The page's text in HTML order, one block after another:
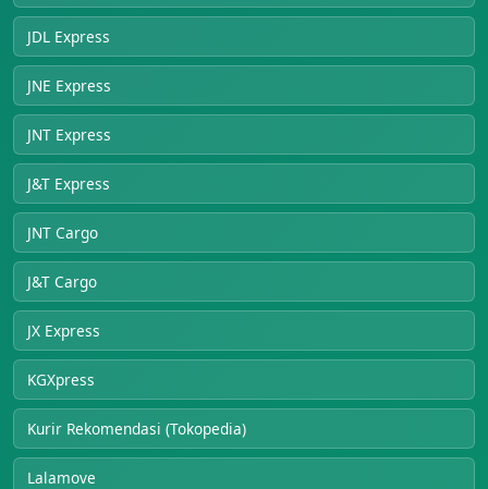
JDL Express
JNE Express
JNT Express
J&T Express
JNT Cargo
J&T Cargo
JX Express
KGXpress
Kurir Rekomendasi (Tokopedia)
Lalamove